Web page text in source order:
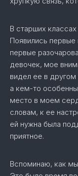
В старших
Появились
первые
девочек, мое
видел ее в
а кем-то
место в моем
словам, к ее
ей нужна была
приятное.
Вспоминаю, как